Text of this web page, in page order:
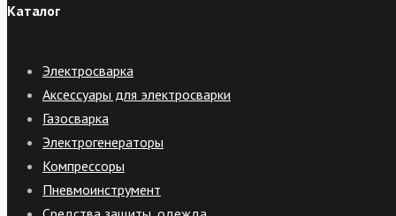
Каталог
Электросварка
Аксессуары для электросварки
Газосварка
Электрогенераторы
Компрессоры
Пневмоинструмент